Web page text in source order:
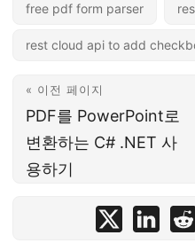
free pdf form parser
rest cloud api to add
« 이전 페이지
PDF를 PowerPoint로
변환하는 C# .NET 사
용하기